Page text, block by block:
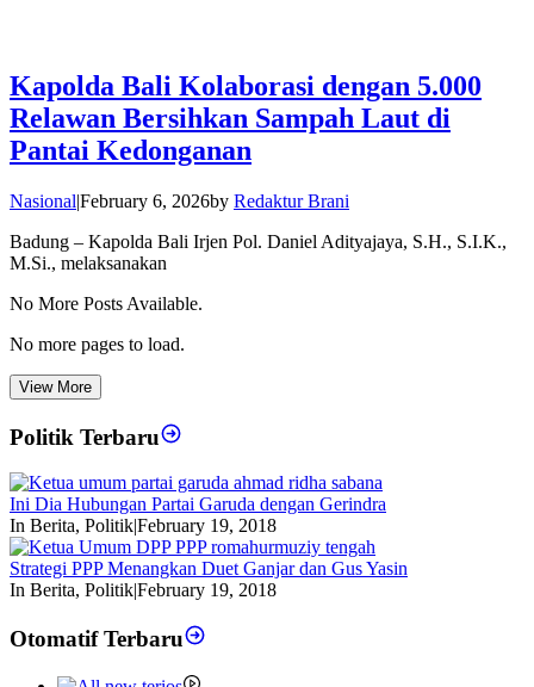
Kapolda Bali Kolaborasi dengan 5.000
Relawan Bersihkan Sampah Laut di
Pantai Kedonganan
Nasional|February 6, 2026by Redaktur Brani
Badung – Kapolda Bali Irjen Pol. Daniel Adityajaya, S.H., S.I.K.,
M.Si., melaksanakan
No More Posts Available.
No more pages to load.
View More
Politik Terbaru
Ini Dia Hubungan Partai Garuda dengan Gerindra
In Berita, Politik|February 19, 2018
Strategi PPP Menangkan Duet Ganjar dan Gus Yasin
In Berita, Politik|February 19, 2018
Otomatif Terbaru